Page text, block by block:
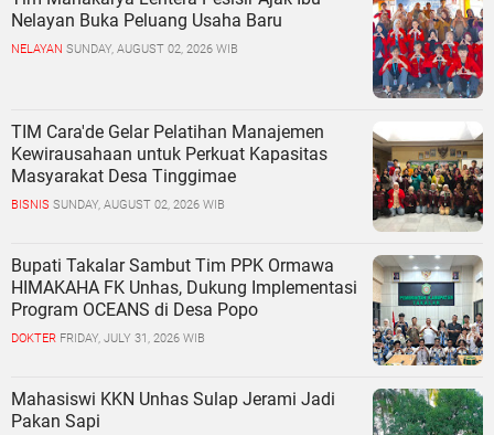
Nelayan Buka Peluang Usaha Baru
NELAYAN SUNDAY, AUGUST 02, 2026 WIB
TIM Cara'de Gelar Pelatihan Manajemen
Kewirausahaan untuk Perkuat Kapasitas
Masyarakat Desa Tinggimae
BISNIS SUNDAY, AUGUST 02, 2026 WIB
Bupati Takalar Sambut Tim PPK Ormawa
HIMAKAHA FK Unhas, Dukung Implementasi
Program OCEANS di Desa Popo
DOKTER FRIDAY, JULY 31, 2026 WIB
Mahasiswi KKN Unhas Sulap Jerami Jadi
Pakan Sapi